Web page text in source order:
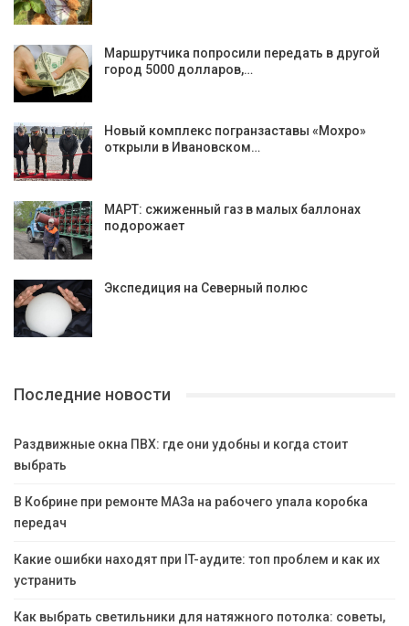
Маршрутчика попросили передать в другой
город 5000 долларов,…
Новый комплекс погранзаставы «Мохро»
открыли в Ивановском…
МАРТ: сжиженный газ в малых баллонах
подорожает
Экспедиция на Северный полюс
Последние новости
Раздвижные окна ПВХ: где они удобны и когда стоит
выбрать
В Кобрине при ремонте МАЗа на рабочего упала коробка
передач
Какие ошибки находят при IT-аудите: топ проблем и как их
устранить
Как выбрать светильники для натяжного потолка: советы,